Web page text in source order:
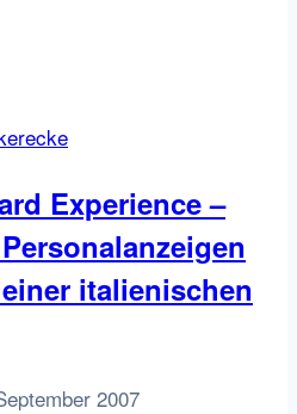
Experience –
italienischen
2007